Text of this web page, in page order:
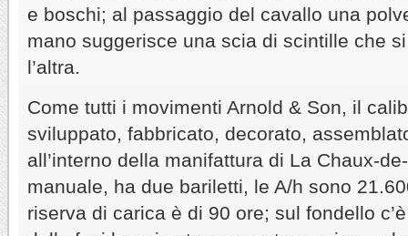
e boschi; al passaggio del cavallo una
mano suggerisce una scia di scintille che
l’altra.
Come tutti i movimenti Arnold & Son, il
sviluppato, fabbricato, decorato,
all’interno della manifattura di La Chaux-
manuale, ha due bariletti, le A/h sono
riserva di carica è di 90 ore; sul fondello